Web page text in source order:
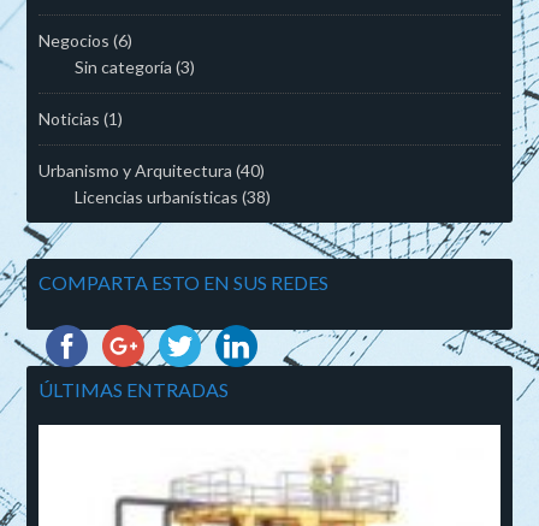
Negocios (6)
Sin categoría (3)
Noticias (1)
Urbanismo y Arquitectura (40)
Licencias urbanísticas (38)
COMPARTA ESTO EN SUS REDES
ÚLTIMAS ENTRADAS